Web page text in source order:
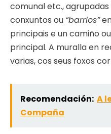
comunal etc.,
conxuntos ou “barrios”
principais e un camiño
principal. A muralla en
varias, cos seus foxos
Recomendación: A
Compaña